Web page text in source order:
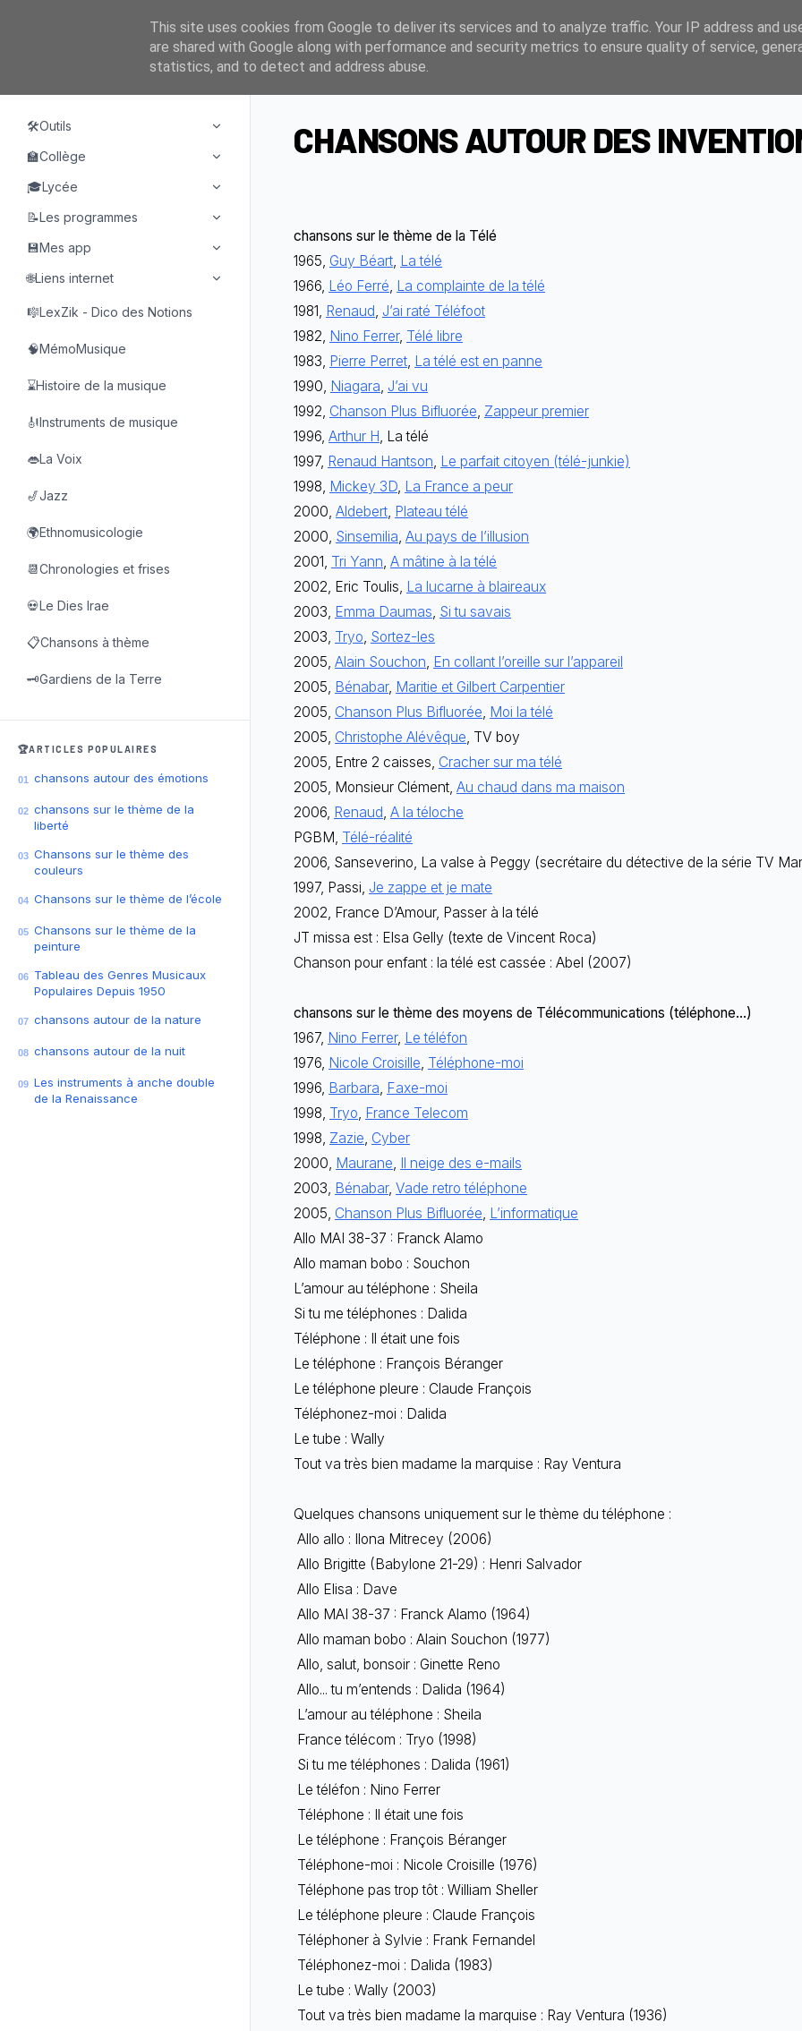
🛠️Outils
🏫Collège
🎓Lycée
📝Les programmes
💾Mes app
🌐Liens internet
🎼LexZik - Dico des Notions
🧠MémoMusique
⌛Histoire de la musique
🎻Instruments de musique
👄La Voix
🎷Jazz
🌍Ethnomusicologie
📆Chronologies et frises
💀Le Dies Irae
📋Chansons à thème
🗝️Gardiens de la Terre
🏆ARTICLES POPULAIRES
01 chansons autour des émotions
02 chansons sur le thème de la
liberté
03 Chansons sur le thème des
couleurs
04 Chansons sur le thème de l’école
05 Chansons sur le thème de la
peinture
06 Tableau des Genres Musicaux
Populaires Depuis 1950
07 chansons autour de la nature
08 chansons autour de la nuit
09 Les instruments à anche double
de la Renaissance
CHANSONS AUTOUR DES
chansons sur le thème de la Télé
1965, Guy Béart, La télé
1966, Léo Ferré, La complainte de la télé
1981, Renaud, J’ai raté Téléfoot
1982, Nino Ferrer, Télé libre
1983, Pierre Perret, La télé est en panne
1990, Niagara, J’ai vu
1992, Chanson Plus Bifluorée, Zappeur premier
1996, Arthur H, La télé
1997, Renaud Hantson, Le parfait citoyen (télé-junkie)
1998, Mickey 3D, La France a peur
2000, Aldebert, Plateau télé
2000, Sinsemilia, Au pays de l’illusion
2001, Tri Yann, A mâtine à la télé
2002, Eric Toulis, La lucarne à blaireaux
2003, Emma Daumas, Si tu savais
2003, Tryo, Sortez-les
2005, Alain Souchon, En collant l’oreille sur l’appareil
2005, Bénabar, Maritie et Gilbert Carpentier
2005, Chanson Plus Bifluorée, Moi la télé
2005, Christophe Alévêque, TV boy
2005, Entre 2 caisses, Cracher sur ma télé
2005, Monsieur Clément, Au chaud dans ma maison
2006, Renaud, A la téloche
PGBM, Télé-réalité
2006, Sanseverino, La valse à Peggy (secrétaire du détective de la série TV
1997, Passi, Je zappe et je mate
2002, France D’Amour, Passer à la télé
JT missa est : Elsa Gelly (texte de Vincent Roca)
Chanson pour enfant : la télé est cassée : Abel (2007)
chansons sur le thème des moyens de Télécommunications (téléphone...)
1967, Nino Ferrer, Le téléfon
1976, Nicole Croisille, Téléphone-moi
1996, Barbara, Faxe-moi
1998, Tryo, France Telecom
1998, Zazie, Cyber
2000, Maurane,
Il neige des e-mails
2003, Bénabar, Vade retro téléphone
2005, Chanson Plus Bifluorée, L’informatique
Allo MAI 38-37 : Franck Alamo
Allo maman bobo : Souchon
L’amour au téléphone : Sheila
Si tu me téléphones : Dalida
Téléphone : Il était une fois
Le téléphone : François Béranger
Le téléphone pleure : Claude François
Téléphonez-moi : Dalida
Le tube : Wally
Tout va très bien madame la marquise : Ray Ventura
Quelques chansons uniquement sur le thème du téléphone :
Allo allo : Ilona Mitrecey (2006)
Allo Brigitte (Babylone 21-29) : Henri Salvador
Allo Elisa : Dave
Allo MAI 38-37 : Franck Alamo (1964)
Allo maman bobo : Alain Souchon (1977)
Allo, salut, bonsoir : Ginette Reno
Allo... tu m’entends : Dalida (1964)
L’amour au téléphone : Sheila
France télécom : Tryo (1998)
Si tu me téléphones : Dalida (1961)
Le téléfon : Nino Ferrer
Téléphone : Il était une fois
Le téléphone : François Béranger
Téléphone-moi : Nicole Croisille (1976)
Téléphone pas trop tôt : William Sheller
Le téléphone pleure : Claude François
Téléphoner à Sylvie : Frank Fernandel
Téléphonez-moi : Dalida (1983)
Le tube : Wally (2003)
Tout va très bien madame la marquise : Ray Ventura (1936)
This site uses cookies from Google to deliver its services and to analyze traffic. Your IP address and
are shared with Google along with performance and security metrics to ensure quality of service,
statistics, and to detect and address abuse.